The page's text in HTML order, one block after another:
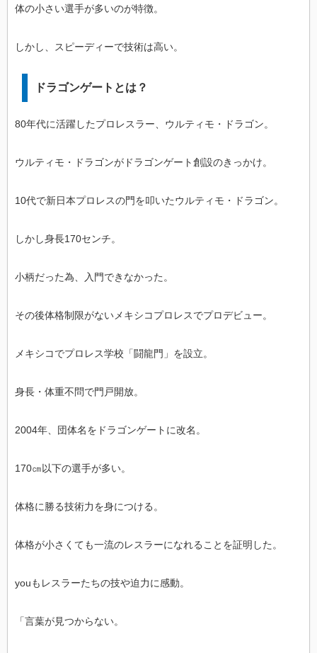
体の小さい選手が多いのが特徴。
しかし、スピーディーで技術は高い。
ドラゴンゲートとは？
80年代に活躍したプロレスラー、ウルティモ・ドラゴン。
ウルティモ・ドラゴンがドラゴンゲート創設のきっかけ。
10代で新日本プロレスの門を叩いたウルティモ・ドラゴン。
しかし身長170センチ。
小柄だった為、入門できなかった。
その後体格制限がないメキシコプロレスでプロデビュー。
メキシコでプロレス学校「闘龍門」を設立。
身長・体重不問で門戸開放。
2004年、団体名をドラゴンゲートに改名。
170㎝以下の選手が多い。
体格に勝る技術力を身につける。
体格が小さくても一流のレスラーになれることを証明した。
youもレスラーたちの技や迫力に感動。
「言葉が見つからない。